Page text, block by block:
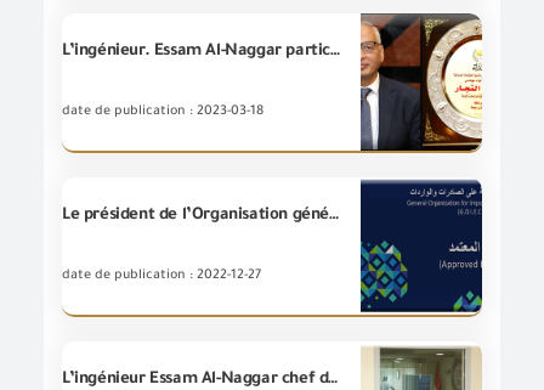
L’ingénieur. Essam Al-Naggar participe au lancement des efficacités de la troisième Conférence internationale pour « la Sécurité d’Aliment Arabe » au nom du Ministre du Commerce et de l’Industrie, l’ingénieur. Ahmed Samir
date de publication : 2023-03-18
Le président de l’Organisation générale de contrôle des exportations et des importations approuve l'enregistrement des deux premières sociétés dans le système source agréé dans le cadre des accords euro-méditerranéens de l'Organisation.
date de publication : 2022-12-27
L’ingénieur Essam Al-Naggar chef de GOEIC reçoit une délégation de la République de Somalie au centre principal de formation à GOEIC